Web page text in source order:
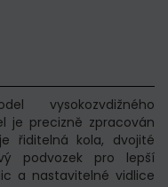
vysokozvdižného
je precizně zpracován
řiditelná kola, dvojité
podvozek pro lepší
a nastavitelné vidlice